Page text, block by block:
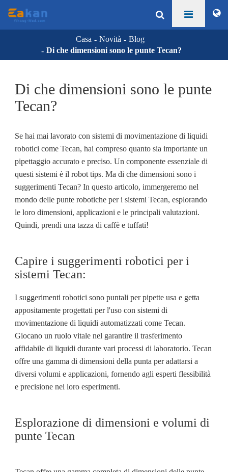
Casa Novità
Blog
Di che dimensioni sono le punte Tecan?
Di che dimensioni sono le punte
Tecan?
Se hai mai lavorato con sistemi di movimentazione di liquidi
robotici come Tecan, hai compreso quanto sia importante un
pipettaggio accurato e preciso. Un componente essenziale di
questi sistemi è il robot tips. Ma di che dimensioni sono i
suggerimenti Tecan? In questo articolo, immergeremo nel
mondo delle punte robotiche per i sistemi Tecan, esplorando
le loro dimensioni, applicazioni e le principali valutazioni.
Quindi, prendi una tazza di caffè e tuffati!
Capire i suggerimenti robotici per i
sistemi Tecan:
I suggerimenti robotici sono puntali per pipette usa e getta
appositamente progettati per l'uso con sistemi di
movimentazione di liquidi automatizzati come Tecan.
Giocano un ruolo vitale nel garantire il trasferimento
affidabile di liquidi durante vari processi di laboratorio. Tecan
offre una gamma di dimensioni della punta per adattarsi a
diversi volumi e applicazioni, fornendo agli esperti flessibilità
e precisione nei loro esperimenti.
Esplorazione di dimensioni e volumi di
punte Tecan